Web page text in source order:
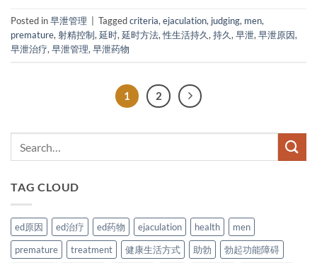
Posted in早泄管理 Taggedcriteria, ejaculation, judging, men,
premature, 射精控制, 延时, 延时方法,性生活持久, 持久, 早泄, 早泄原因,
早泄治疗, 早泄管理, 早泄药物
1 2
TAG CLOUD
ed原因 ed治疗 ed药物 ejaculation health
men
premature
treatment 健康生活方式 助勃
勃起功能障碍